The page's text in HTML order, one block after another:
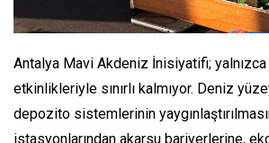
Antalya Mavi Akdeniz İnisiyatifi;
etkinlikleriyle sınırlı kalmıyor. Deniz
depozito sistemlerinin
istasyonlarından akarsu bariyerlerine,